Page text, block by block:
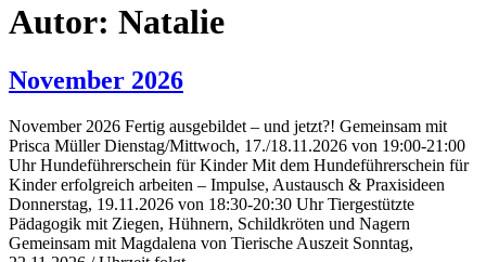
Autor: Natalie
November 2026
November 2026 Fertig ausgebildet – und jetzt?! Gemeinsam mit
Prisca Müller Dienstag/Mittwoch, 17./18.11.2026 von 19:00-21:00
Uhr Hundeführerschein für Kinder Mit dem Hundeführerschein für
Kinder erfolgreich arbeiten – Impulse, Austausch & Praxisideen
Donnerstag, 19.11.2026 von 18:30-20:30 Uhr Tiergestützte
Pädagogik mit Ziegen, Hühnern, Schildkröten und Nagern
Gemeinsam mit Magdalena von Tierische Auszeit Sonntag,